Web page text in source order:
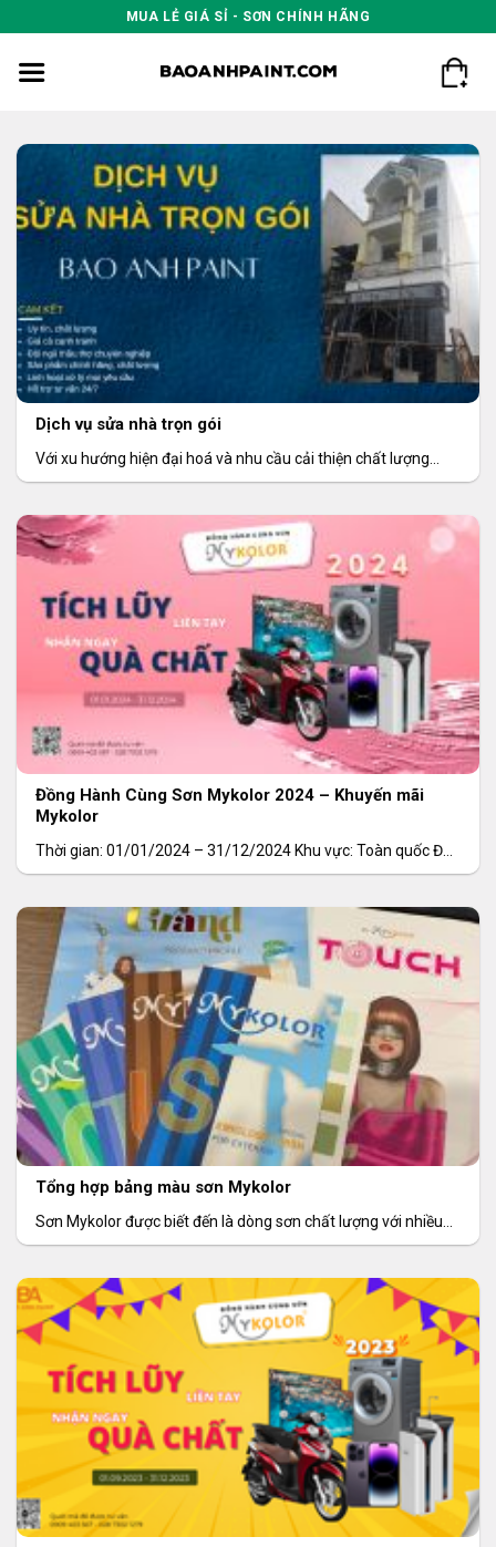
to
content
MUA LẺ GIÁ SỈ - SƠN CHÍNH HÃNG
Dịch vụ sửa nhà trọn gói
Với xu hướng hiện đại hoá và nhu cầu cải thiện chất lượng
không gian
Đồng Hành Cùng Sơn Mykolor 2024 – Khuyến mãi
Mykolor
Thời gian: 01/01/2024 – 31/12/2024 Khu vực: Toàn quốc Đối
tượng: Tất cả khách hàng Sản phẩm áp
Tổng hợp bảng màu sơn Mykolor
Sơn Mykolor được biết đến là dòng sơn chất lượng với nhiều
sản dòng sản